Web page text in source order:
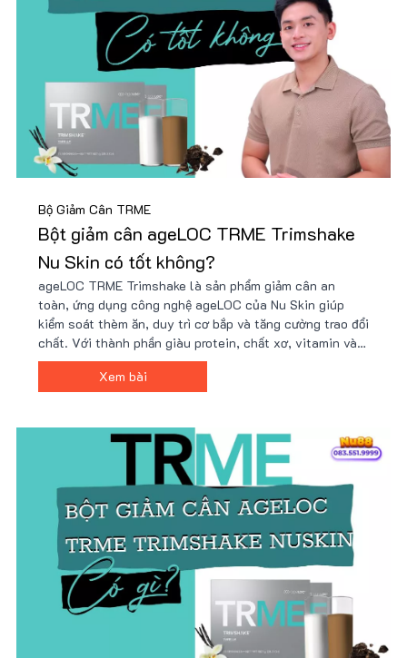
Bộ Giảm Cân TRME
Bột giảm cân ageLOC TRME Trimshake
Nu Skin có tốt không?
ageLOC TRME Trimshake là sản phẩm giảm cân an
toàn, ứng dụng công nghệ ageLOC của Nu Skin giúp
kiểm soát thèm ăn, duy trì cơ bắp và tăng cường trao đổi
chất. Với thành phần giàu protein, chất xơ, vitamin và
khoáng chất, Trimshake hỗ trợ cải thiện vóc dáng hiệu
quả. Mua ngay tại Nu88 để có giá ưu đãi!
Xem bài